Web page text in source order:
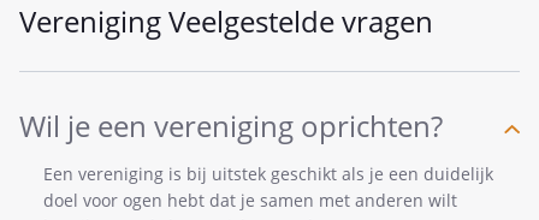
Vereniging Veelgestelde vragen
Wil je een vereniging oprichten?
Een vereniging is bij uitstek geschikt als je een duidelijk
doel voor ogen hebt dat je samen met anderen wilt